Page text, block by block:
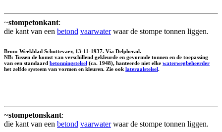
~stompetonkant:
die kant van een betond vaarwaterwaar de stompe tonnen liggen.
Bron: Weekblad Schuttevaer, 13-11-1937. Via Delpher.nl.
NB: Tussen de komst van verschillend gekleurde en gevormde tonnen en de toepassing
van een standaard betonningstelsel (ca. 1948), hanteerde niet elke waterwegbeheerder
het zelfde systeem van vormen en kleuren. Zie ook lateraalstelsel.
~stompetonskant:
die kant van een betond vaarwaterwaar de stompe tonnen liggen.